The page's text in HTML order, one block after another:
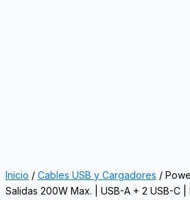
Inicio / Cables USB y Cargadores /
Salidas 200W Max. | USB-A + 2 USB-C |